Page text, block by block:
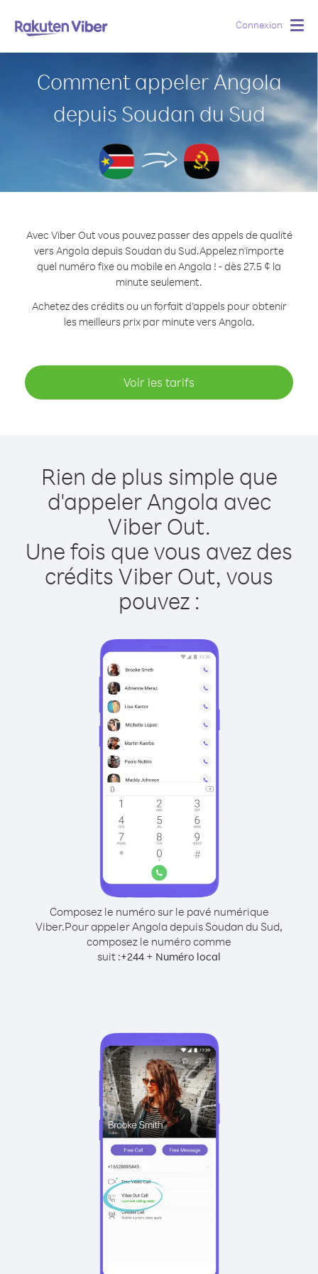
Connexion
Comment appeler Angola
depuis Soudan du Sud
Avec Viber Out vous pouvez passer des appels de qualité
vers Angola depuis Soudan du Sud.Appelez n'importe
quel numéro fixe ou mobile en Angola ! - dès 27.5 ¢ la
minute seulement.
Achetez des crédits ou un forfait d’appels pour obtenir
les meilleurs prix par minute vers Angola.
Voir les tarifs
Rien de plus simple que
d'appeler Angola avec
Viber Out.
Une fois que vous avez des
crédits Viber Out, vous
pouvez :
Composez le numéro sur le pavé numérique
Viber.Pour appeler Angola depuis Soudan du Sud,
composez le numéro comme
suit :+244 + Numéro local